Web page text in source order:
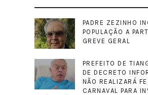
PADRE ZEZINHO
POPULAÇÃO A
GREVE GERAL
PREFEITO DE
DE DECRETO
NÃO REALIZARÁ
CARNAVAL PARA